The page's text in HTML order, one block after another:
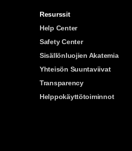
Resurssit
Help Center
Safety Center
Sisällönluojien Akatemia
Yhteisön Suuntaviivat
Transparency
Helppokäyttötoiminnot